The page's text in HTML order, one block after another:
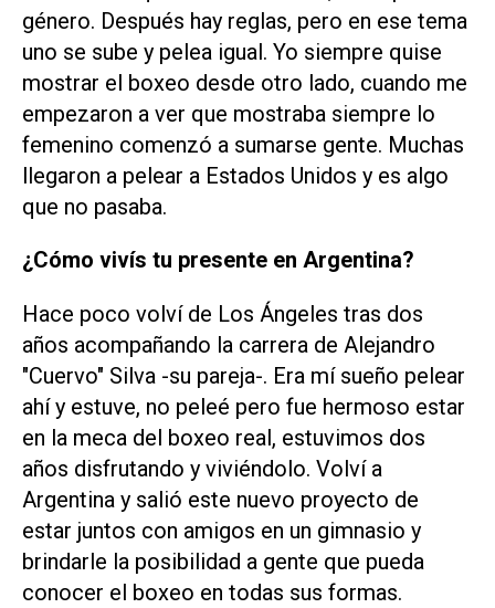
género. Después hay reglas, pero en ese tema
uno se sube y pelea igual. Yo siempre quise
mostrar el boxeo desde otro lado, cuando me
empezaron a ver que mostraba siempre lo
femenino comenzó a sumarse gente. Muchas
llegaron a pelear a Estados Unidos y es algo
que no pasaba.
¿Cómo vivís tu presente en Argentina?
Hace poco volví de Los Ángeles tras dos
años acompañando la carrera de Alejandro
"Cuervo" Silva -su pareja-. Era mí sueño pelear
ahí y estuve, no peleé pero fue hermoso estar
en la meca del boxeo real, estuvimos dos
años disfrutando y viviéndolo. Volví a
Argentina y salió este nuevo proyecto de
estar juntos con amigos en un gimnasio y
brindarle la posibilidad a gente que pueda
conocer el boxeo en todas sus formas.